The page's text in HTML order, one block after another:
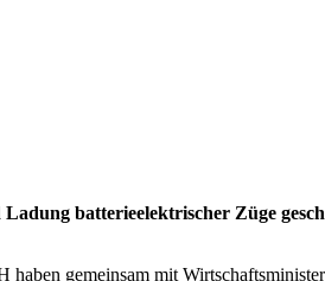
batterieelektrischer Züge
gemeinsam mit